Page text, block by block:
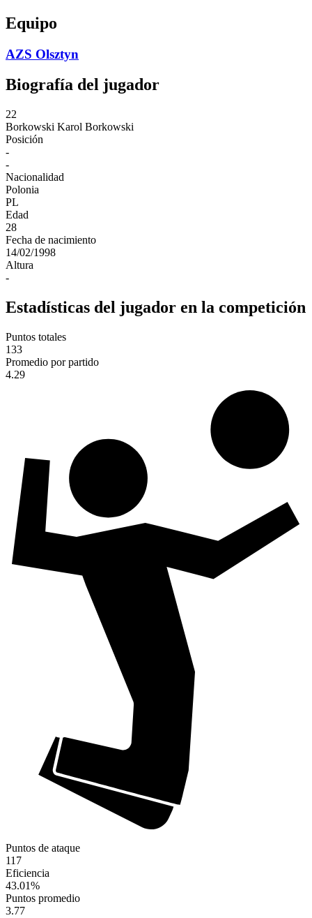
Equipo
AZS Olsztyn
Biografía del jugador
22
Borkowski Karol Borkowski
Posición
-
-
Nacionalidad
Polonia
PL
Edad
28
Fecha de nacimiento
14/02/1998
Altura
-
Estadísticas del jugador en la competición
Puntos totales
133
Promedio por partido
4.29
Puntos de ataque
117
Eficiencia
43.01%
Puntos promedio
3.77